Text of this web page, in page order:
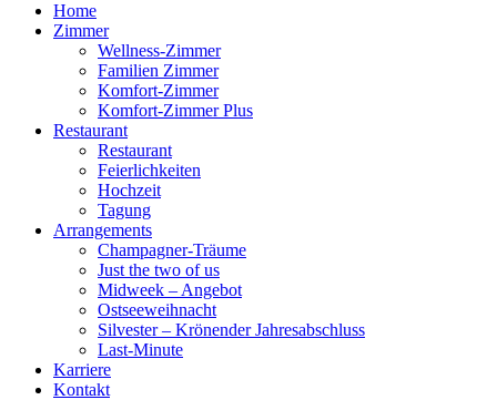
Home
Zimmer
Wellness-Zimmer
Familien Zimmer
Komfort-Zimmer
Komfort-Zimmer Plus
Restaurant
Restaurant
Feierlichkeiten
Hochzeit
Tagung
Arrangements
Champagner-Träume
Just the two of us
Midweek – Angebot
Ostseeweihnacht
Silvester – Krönender Jahresabschluss
Last-Minute
Karriere
Kontakt